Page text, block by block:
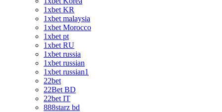
1xbet KR
1xbet malaysia
1xbet Morocco
1xbet pt
1xbet RU
1xbet russia
1xbet russian
1xbet russian1
22bet
22Bet BD
22bet IT
888starz bd